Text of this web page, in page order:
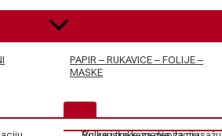
PAPIR – RUKAVICE – FOLIJE –
MASKE